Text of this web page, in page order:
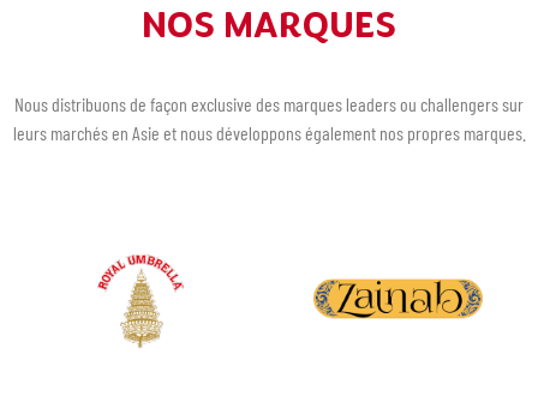
NOS MARQUES
Nous distribuons de façon exclusive des marques leaders ou challengers sur
leurs marchés en Asie et nous développons également nos propres marques.